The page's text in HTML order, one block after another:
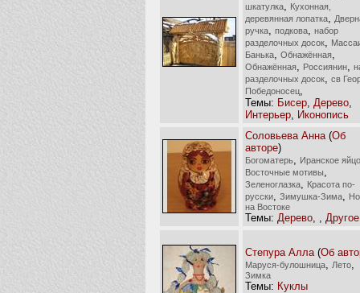
шкатулка
Кухонная,
деревянная лопатка
ручка
подкова
набор
разделочных досок
Банька
Обнажённая
Обнажённая Россиянин
разделочных досок
св
Победоносец
Темы: Бисер Дерево
Интерьер
Иконопись
Соловьева Анна (Об
авторе)
Богоматерь
Иранское яйцо
Восточные мотивы
Зеленоглазка
Красота по-
русски
Зимушка-Зима
на Востоке
Темы: Дерево Другое
Степура Алла (Об
Маруся-булошница Лето
Зимка
Темы: Куклы